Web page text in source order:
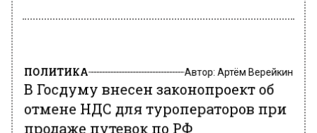
ПОЛИТИКА Автор: Артём Верейкин
В Госдуму внесен законопроект об
отмене НДС для туроператоров при
продаже путевок по РФ